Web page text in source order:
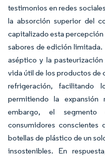
testimonios en redes
la absorción superior del
capitalizado esta
sabores de edición limitada.
aséptico y la
vida útil de los productos de
refrigeración, facilitando
permitiendo la expansión
embargo, el
consumidores conscientes
botellas de plástico de un
insostenibles. En